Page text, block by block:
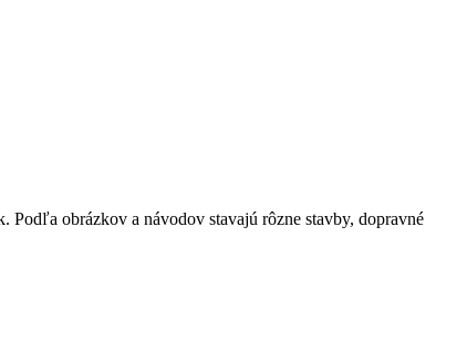
obrázkov a návodov stavajú rôzne stavby, dopravné